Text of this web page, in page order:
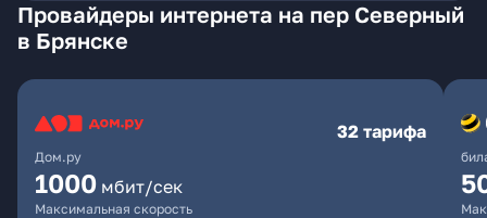
Провайдеры интернета на пер Северный
в Брянске
Дом.ру
32 тарифа
1000 мбит/сек
Максимальная скорость